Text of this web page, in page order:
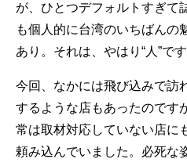
が、ひとつデフォルトすぎて
も個人的に台湾のいちばんの
あり。それは、やはり“人”です
今回、なかには飛び込みで訪
するような店もあったのです
常は取材対応していない店に
頼み込んでいました。必死な